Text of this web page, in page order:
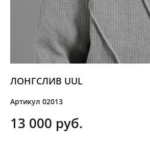
ЛОНГСЛИВ UUL
Артикул 02013
13 000 pуб.